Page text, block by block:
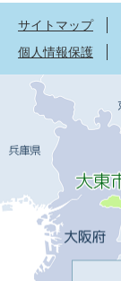
サイトマップ
個人情報保護